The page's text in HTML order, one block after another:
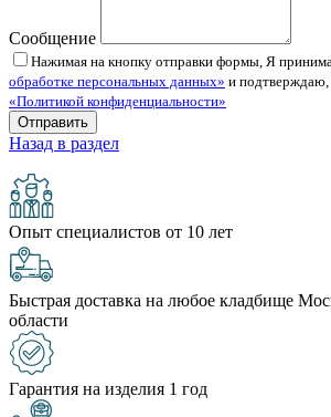
Сообщение
Нажимая на кнопку отправки формы, Я
обработке персональных данных» и подтверждаю,
«Политикой конфиденциальности»
Назад в раздел
Опыт специалистов от 10 лет
Быстрая доставка на любое кладбище
области
Гарантия на изделия 1 год